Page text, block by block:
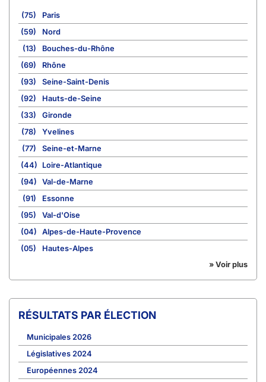
(75)
Paris
(59)
Nord
(13)
Bouches-du-Rhône
(69)
Rhône
(93)
Seine-Saint-Denis
(92)
Hauts-de-Seine
(33)
Gironde
(78)
Yvelines
(77)
Seine-et-Marne
(44)
Loire-Atlantique
(94)
Val-de-Marne
(91)
Essonne
(95)
Val-d'Oise
(04)
Alpes-de-Haute-Provence
(05)
Hautes-Alpes
» Voir plus
RÉSULTATS PAR ÉLECTION
Municipales 2026
Législatives 2024
Européennes 2024